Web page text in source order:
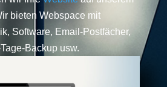
bieten Webspace mit
Software, Email-Postfächer,
Backup usw.